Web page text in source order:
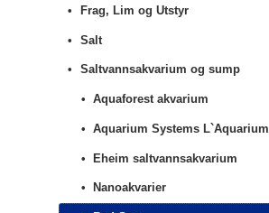
Frag, Lim og Utstyr
Salt
Saltvannsakvarium og sump
Aquaforest akvarium
Aquarium Systems L`Aquarium
Eheim saltvannsakvarium
Nanoakvarier